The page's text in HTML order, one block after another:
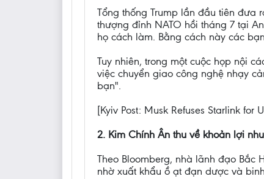
Tổng thống Trump lần đầu tiên đưa
thượng đỉnh NATO hồi tháng 7 tại
họ cách làm. Bằng cách này các
Tuy nhiên, trong một cuộc họp nội
việc chuyển giao công nghệ nhạy
bạn".
[Kyiv Post: Musk Refuses Starlink for
2. Kim Chính Ân thu về khoản lợi
Theo Bloomberg, nhà lãnh đạo Bắc
nhờ xuất khẩu ồ ạt đạn dược và